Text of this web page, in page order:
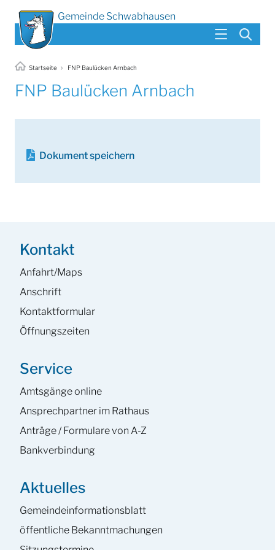
Gemeinde Schwabhausen
Startseite FNP Baulücken Arnbach
FNP Baulücken Arnbach
Dokument speichern
Kontakt
Anfahrt/Maps
Anschrift
Kontaktformular
Öffnungszeiten
Service
Amtsgänge online
Ansprech­partner im Rathaus
Anträge / Formulare von A-Z
Bankverbindung
Aktuelles
Gemeinde­informations­blatt
öffentliche Bekanntmachungen